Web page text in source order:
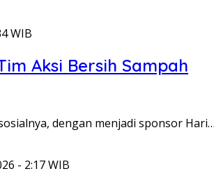
WIB
Aksi Bersih Sampah
dengan menjadi sponsor Hari…
- 2:17 WIB